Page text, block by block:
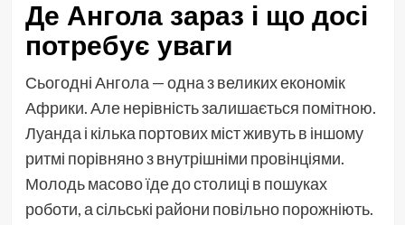
Де Ангола зараз і що досі
потребує уваги
Сьогодні Ангола — одна з великих економік
Африки. Але нерівність залишається помітною.
Луанда і кілька портових міст живуть в іншому
ритмі порівняно з внутрішніми провінціями.
Молодь масово їде до столиці в пошуках
роботи, а сільські райони повільно порожніють.